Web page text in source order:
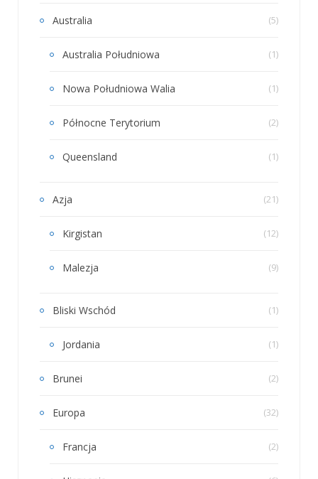
Australia (5)
Australia Południowa (1)
Nowa Południowa Walia (1)
Północne Terytorium (2)
Queensland (1)
Azja (21)
Kirgistan (12)
Malezja (9)
Bliski Wschód (1)
Jordania (1)
Brunei (2)
Europa (32)
Francja (2)